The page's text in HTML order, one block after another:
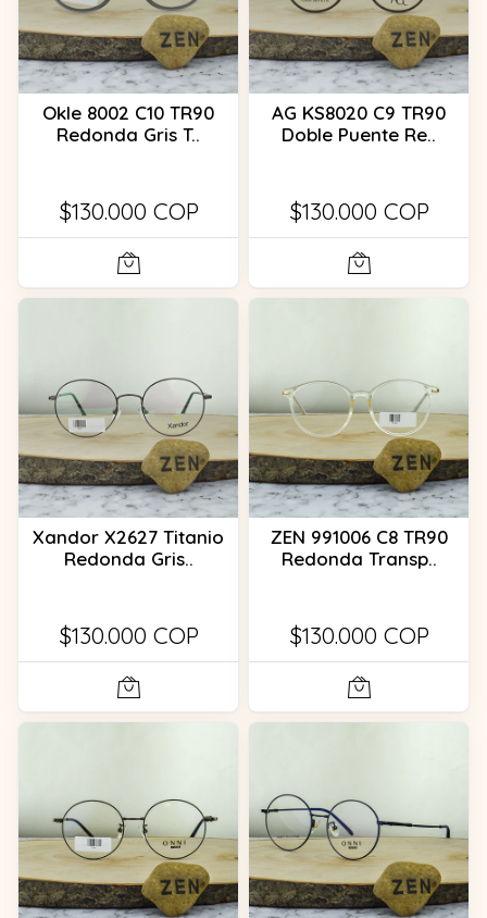
Okle 8002 C10 TR90
Redonda Gris T..
$130.000 COP
AG KS8020 C9 TR90
Doble Puente Re..
$130.000 COP
Xandor X2627 Titanio
Redonda Gris..
$130.000 COP
ZEN 991006 C8 TR90
Redonda Transp..
$130.000 COP